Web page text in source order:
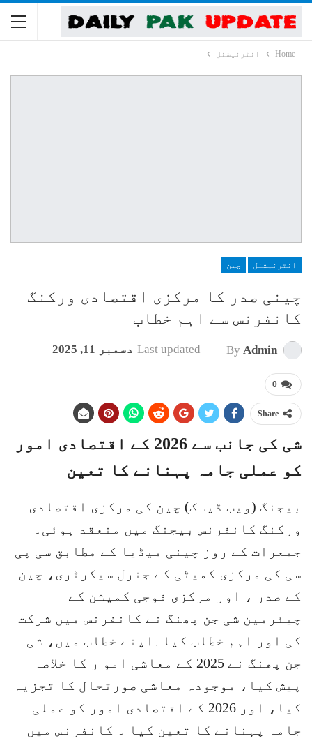
Home انٹرنیشنل
انٹرنیشنل چین
چینی صدر کا مرکزی اقتصادی ورکنگ
کانفرنس سے اہم خطاب
By Admin
Last updated دسمبر 11, 2025
0
Share
شی کی جانب سے 2026 کے اقتصادی امور
کو عملی جامہ پہنانے کا تعین
بیجنگ (ویب ڈیسک) چین کی مرکزی اقتصادی
ورکنگ کانفرنس بیجنگ میں منعقد ہوئی۔
جمعرات کے روز چینی میڈیا کے مطابق سی پی
سی کی مرکزی کمیٹی کے جنرل سیکرٹری، چین
کے صدر ، اور مرکزی فوجی کمیشن کے
چیئرمین شی جن پھنگ نے کانفرنس میں شرکت
کی اور اہم خطاب کیا۔اپنے خطاب میں، شی
جن پھنگ نے 2025 کے معاشی امو ر کا خلاصہ
پیش کیا، موجودہ معاشی صورتحال کا تجزیہ
کیا، اور 2026 کے اقتصادی امور کو عملی
جامہ پہنانے کا تعین کیا ۔ کانفرنس میں